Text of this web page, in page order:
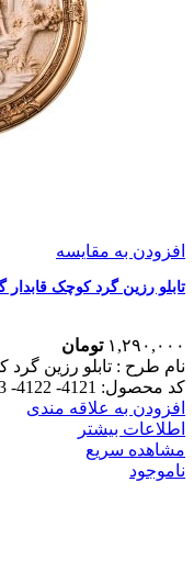
افزودن به مقایسه
تابلو رزین گرد کوچک قابدار
۱,۲۹۰,۰۰۰ تومان
نام طرح :‌ تابلو رزین گرد
کد محصول: 4121- 4122- 4123
افزودن به علاقه مندی
اطلاعات بیشتر
مشاهده سریع
ناموجود